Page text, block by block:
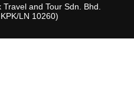
and Tour Sdn. Bhd.
LN 10260)